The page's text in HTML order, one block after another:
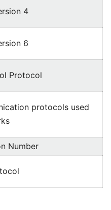
4
6
Protocol
protocols used
Number